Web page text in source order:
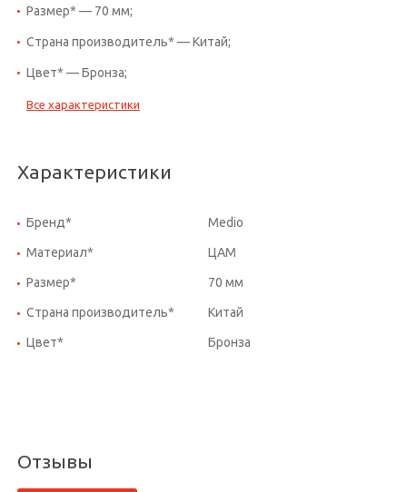
Размер* — 70 мм;
Страна производитель* — Китай;
Цвет* — Бронза;
Все характеристики
Характеристики
Бренд* Medio
Материал* ЦАМ
Размер* 70 мм
Страна производитель* Китай
Цвет* Бронза
Отзывы